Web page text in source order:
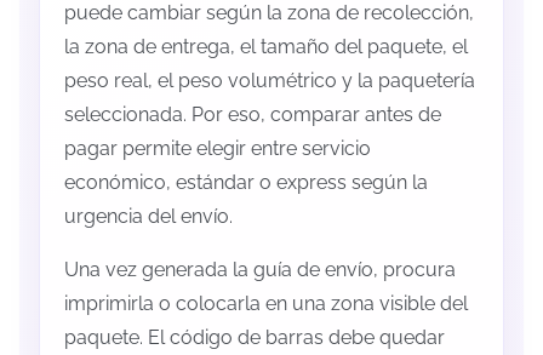
puede cambiar según la zona de recolección,
la zona de entrega, el tamaño del paquete, el
peso real, el peso volumétrico y la paquetería
seleccionada. Por eso, comparar antes de
pagar permite elegir entre servicio
económico, estándar o express según la
urgencia del envío.
Una vez generada la guía de envío, procura
imprimirla o colocarla en una zona visible del
paquete. El código de barras debe quedar